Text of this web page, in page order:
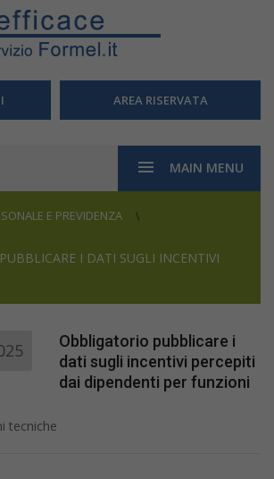
AREA RISERVATA
MAIN MENU
E PREVIDENZA
I DATI SUGLI INCENTIVI
Obbligatorio pubblicare i
dati sugli incentivi percepiti
dai dipendenti per funzioni
tecniche